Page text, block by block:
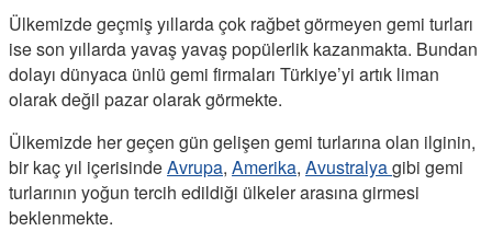
Ülkemizde geçmiş yıllarda çok rağbet görmeyen gemi turları
ise son yıllarda yavaş yavaş popülerlik kazanmakta. Bundan
dolayı dünyaca ünlü gemi firmaları Türkiye’yi artık liman
olarak değil pazar olarak görmekte.
Ülkemizde her geçen gün gelişen gemi turlarına olan ilginin,
bir kaç yıl içerisindeAvrupa, Amerika, Avustralyagibi gemi
turlarının yoğun tercih edildiği ülkeler arasına girmesi
beklenmekte.